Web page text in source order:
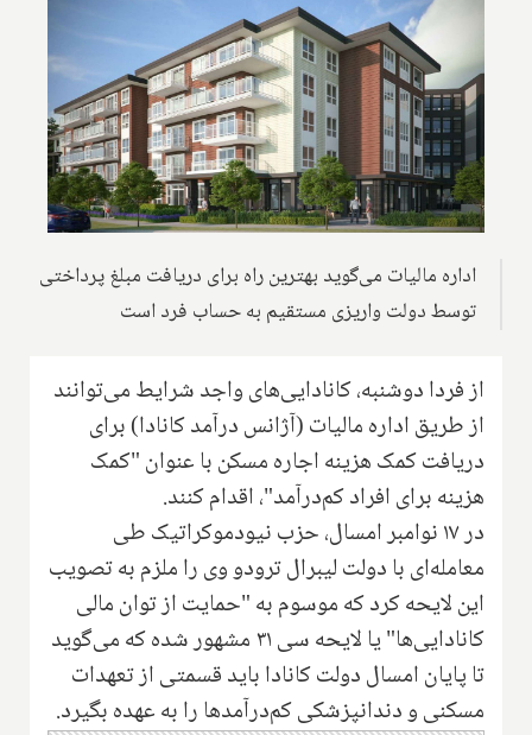
اداره مالیات می‌گوید بهترین راه برای دریافت مبلغ پرداختی
توسط دولت واریزی مستقیم به حساب فرد است
از فردا دوشنبه، کانادایی‌های واجد شرایط می‌توانند
از طریق اداره مالیات (آژانس درآمد کانادا) برای
دریافت کمک هزینه اجاره مسکن با عنوان "کمک
هزینه برای افراد کم‌درآمد"، اقدام کنند.
در ۱۷ نوامبر امسال، حزب نیودموکراتیک طی
معامله‌ای با دولت لیبرال ترودو وی را ملزم به تصویب
این لایحه کرد که موسوم به "حمایت از توان مالی
کانادایی‌ها" یا لایحه سی ۳۱ مشهور شده که می‌گوید
تا پایان امسال دولت کانادا باید قسمتی از تعهدات
مسکنی و دندانپزشکی کم‌درآمدها را به عهده بگیرد.